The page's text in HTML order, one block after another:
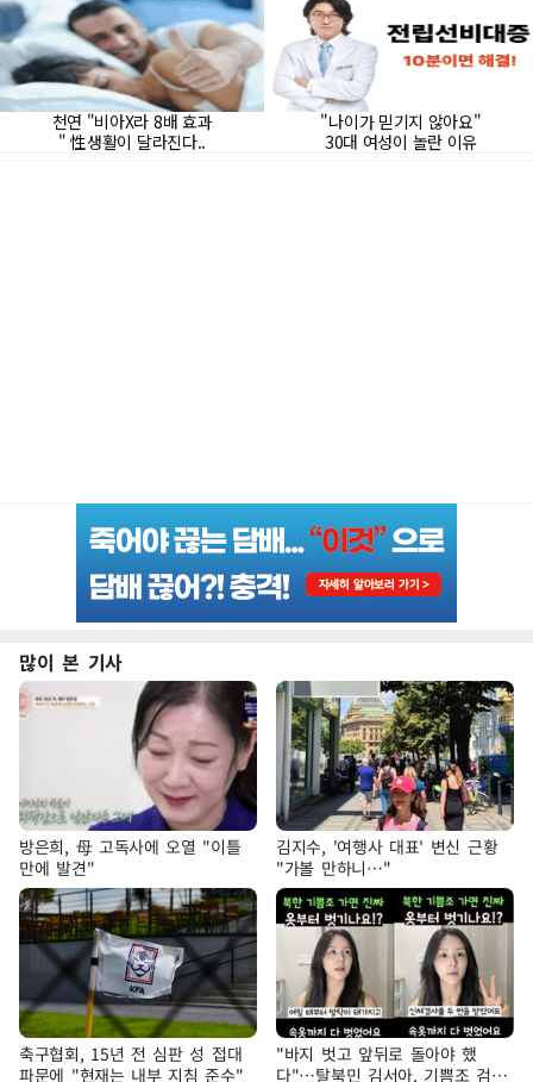
많이 본 기사
방은희, 母 고독사에 오열 "이틀
만에 발견"
김지수, '여행사 대표' 변신 근황
"가볼 만하니…"
축구협회, 15년 전 심판 성 접대
파문에 "현재는 내부 지침 준수"
"바지 벗고 앞뒤로 돌아야 했
다"…탈북민 김서아, 기쁨조 검사